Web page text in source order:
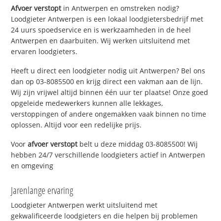
Afvoer verstoptin Antwerpen en omstreken nodig?
Loodgieter Antwerpen is een lokaal loodgietersbedrijf met
24 uurs spoedservice en is werkzaamheden in de heel
Antwerpen en daarbuiten. Wij werken uitsluitend met
ervaren loodgieters.
Heeft u direct een loodgieter nodig uit Antwerpen? Bel ons
dan op 03-8085500 en krijg direct een vakman aan de lijn.
Wij zijn vrijwel altijd binnen één uur ter plaatse! Onze goed
opgeleide medewerkers kunnen alle lekkages,
verstoppingen of andere ongemakken vaak binnen no time
oplossen. Altijd voor een redelijke prijs.
Voorafvoer verstoptbelt u deze middag 03-8085500! Wij
hebben 24/7 verschillende loodgieters actief in Antwerpen
en omgeving
Jarenlange ervaring
Loodgieter Antwerpen werkt uitsluitend met
gekwalificeerde loodgieters en die helpen bij problemen